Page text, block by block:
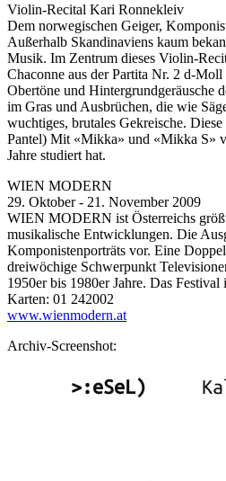
Violin-Recital Kari Ronnekleiv
Dem norwegischen Geiger,
Außerhalb Skandinaviens kaum
Musik. Im Zentrum dieses Violin-
Chaconne aus der Partita Nr. 2 d-
Obertöne und Hintergrundgeräusche
im Gras und Ausbrüchen, die wie
wuchtiges, brutales Gekreische.
Pantel) Mit «Mikka» und «Mikka S»
Jahre studiert hat.
WIEN MODERN
29. Oktober - 21. November 2009
WIEN MODERN ist Österreichs
musikalische Entwicklungen. Die
Komponistenporträts vor. Eine
dreiwöchige Schwerpunkt
1950er bis 1980er Jahre. Das
Karten: 01 242002
www.wienmodern.at
Archiv-Screenshot: